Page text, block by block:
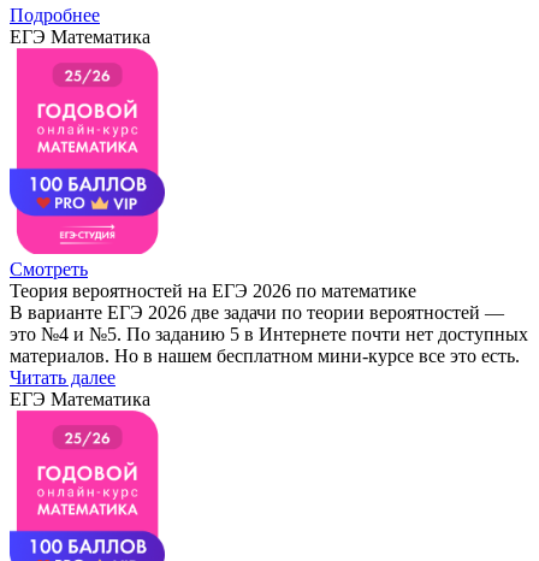
Подробнее
ЕГЭ Математика
Смотреть
Теория вероятностей на ЕГЭ 2026 по математике
В варианте ЕГЭ 2026 две задачи по теории вероятностей —
это №4 и №5. По заданию 5 в Интернете почти нет доступных
материалов. Но в нашем бесплатном мини-курсе все это есть.
Читать далее
ЕГЭ Математика